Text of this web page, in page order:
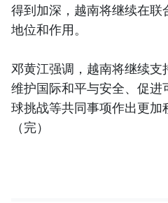
得到加深，越南将继续在
地位和作用。
邓黄江强调，越南将继续
维护国际和平与安全、促
球挑战等共同事项作出更加
（完）